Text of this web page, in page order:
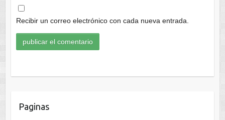
Recibir un correo electrónico con cada nueva entrada.
Paginas